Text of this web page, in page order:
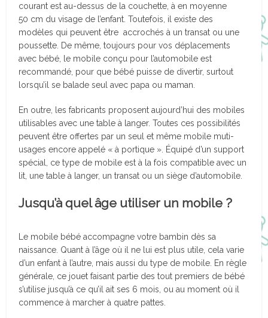
courant est au-dessus de la couchette, à en moyenne
50 cm du visage de l’enfant. Toutefois, il existe des
modèles qui peuvent être accrochés à un transat ou une
poussette. De même, toujours pour vos déplacements
avec bébé, le mobile conçu pour l’automobile est
recommandé, pour que bébé puisse de divertir, surtout
lorsqu’il se balade seul avec papa ou maman.
En outre, les fabricants proposent aujourd’hui des mobiles
utilisables avec une table à langer. Toutes ces possibilités
peuvent être offertes par un seul et même mobile muti-
usages encore appelé « à portique ». Équipé d’un support
spécial, ce type de mobile est à la fois compatible avec un
lit, une table à langer, un transat ou un siège d’automobile.
Jusqu’à quel âge utiliser un mobile ?
Le mobile bébé accompagne votre bambin dès sa
naissance. Quant à l’âge où il ne lui est plus utile, cela varie
d’un enfant à l’autre, mais aussi du type de mobile. En règle
générale, ce jouet faisant partie des tout premiers de bébé
s’utilise jusqu’à ce qu’il ait ses 6 mois, ou au moment où il
commence à marcher à quatre pattes.